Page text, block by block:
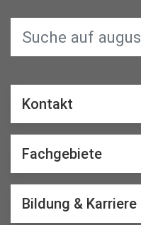
Kontakt
Fachgebiete
Bildung & Karriere